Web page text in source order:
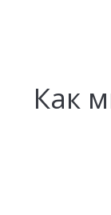
Как